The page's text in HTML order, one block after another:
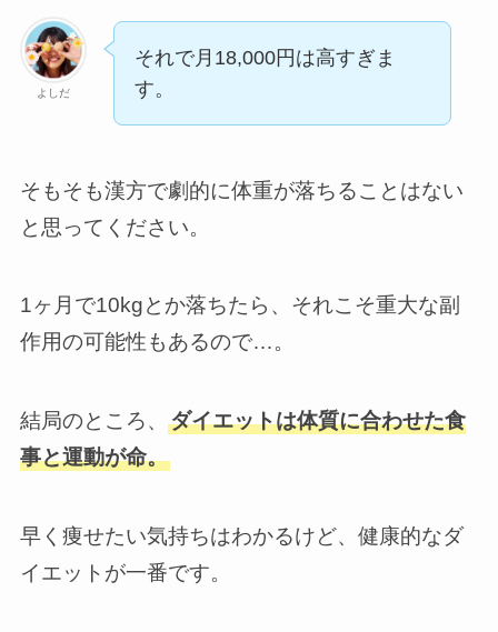
よしだ
それで月18,000円は高すぎま
す。
そもそも漢方で劇的に体重が落ちることはない
と思ってください。
1ヶ月で10kgとか落ちたら、それこそ重大な副
作用の可能性もあるので…。
結局のところ、 ダイエットは体質に合わせた食
事と運動が命。
早く痩せたい気持ちはわかるけど、健康的なダ
イエットが一番です。